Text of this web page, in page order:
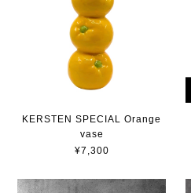
KERSTEN SPECIAL Orange
vase
¥7,300